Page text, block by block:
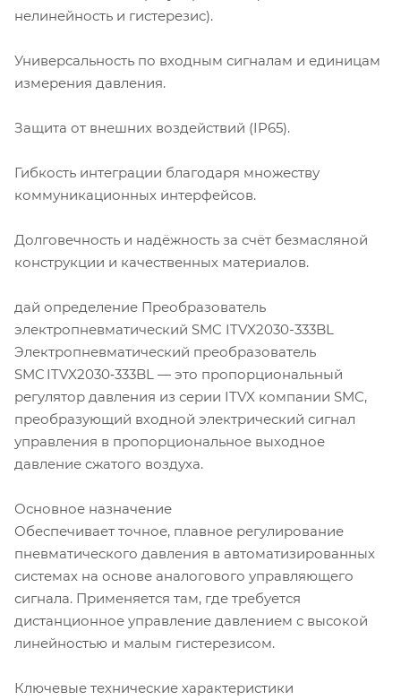
нелинейность и гистерезис).
Универсальность по входным сигналам и единицам
измерения давления.
Защита от внешних воздействий (IP65).
Гибкость интеграции благодаря множеству
коммуникационных интерфейсов.
Долговечность и надёжность за счёт безмасляной
конструкции и качественных материалов.
дай определение Преобразователь
электропневматический SMC ITVX2030-333BL
Электропневматический преобразователь
SMC ITVX2030‑333BL — это пропорциональный
регулятор давления из серии ITVX компании SMC,
преобразующий входной электрический сигнал
управления в пропорциональное выходное
давление сжатого воздуха.
Основное назначение
Обеспечивает точное, плавное регулирование
пневматического давления в автоматизированных
системах на основе аналогового управляющего
сигнала. Применяется там, где требуется
дистанционное управление давлением с высокой
линейностью и малым гистерезисом.
Ключевые технические характеристики